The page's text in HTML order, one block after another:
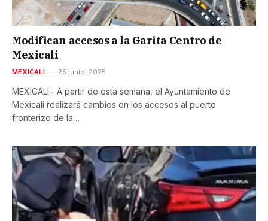
Modifican accesos a la Garita Centro de
Mexicali
MEXICALI 25 junio, 2025
MEXICALI.- A partir de esta semana, el Ayuntamiento de
Mexicali realizará cambios en los accesos al puerto
fronterizo de la…